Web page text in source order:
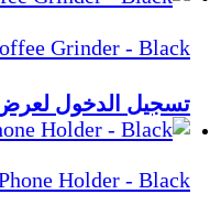
Grinder - Black
تسجيل الدخول
Holder - Black